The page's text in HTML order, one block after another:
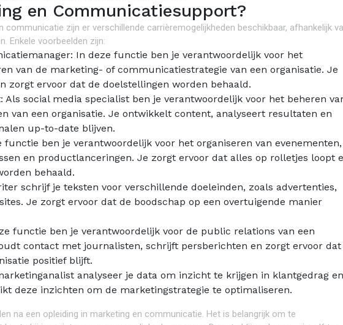
en Communicatiesupport?
communicatie zijn er verschillende carrièremogelijkheden beschikbaar, afhankelijk
Enkele voorbeelden zijn:
In deze functie ben je verantwoordelijk voor het
van de marketing- of communicatiestrategie van een organisatie. Je
zorgt ervoor dat de doelstellingen worden behaald.
Als social media specialist ben je verantwoordelijk voor het beheren
van een organisatie. Je ontwikkelt content, analyseert resultaten en
up-to-date blijven.
functie ben je verantwoordelijk voor het organiseren van evenementen,
en productlanceringen. Je zorgt ervoor dat alles op rolletjes loopt
behaald.
schrijf je teksten voor verschillende doeleinden, zoals advertenties,
Je zorgt ervoor dat de boodschap op een overtuigende manier
functie ben je verantwoordelijk voor de public relations van een
contact met journalisten, schrijft persberichten en zorgt ervoor dat
positief blijft.
analyseer je data om inzicht te krijgen in klantgedrag en
deze inzichten om de marketingstrategie te optimaliseren.
na een opleiding in marketing en communicatie. Het is belangrijk om te